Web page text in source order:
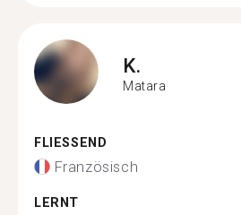
K.
Matara
FLIESSEND
Französisch
LERNT